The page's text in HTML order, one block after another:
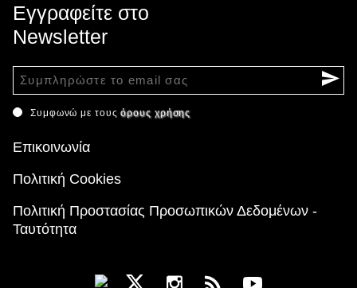
Εγγραφείτε στο
Newsletter
Συμφωνώ με τουςόρους χρήσης
Επικοινωνία
Πολιτική Cookies
Πολιτική Προστασίας Προσωπικών Δεδομένων -
Ταυτότητα